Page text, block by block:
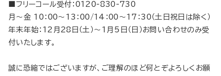
■フリーコール受付：0120-830-730
月～金 10：00～13：00/14：00～17：30（土日祝日は除く）
年末年始：12月28日（土）～1月5日（日）お問い合わせのみ受
付いたします。
誠に恐縮ではございますが、ご理解のほど何とぞよろしくお願